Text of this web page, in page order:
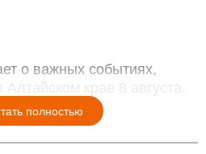
о важных событиях,
крае 8 августа.
полностью